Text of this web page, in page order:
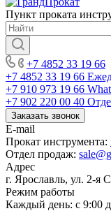
Пункт проката
+7 4852 33 19 66
+7 4852 33 19 66
+7 910 973 19 66
+7 902 220 00 40
Заказать звонок
E-mail
Прокат инструмента:
Отдел продаж:
Адрес
г. Ярославль, ул. 2-я
Режим работы
Каждый день: с 9:00